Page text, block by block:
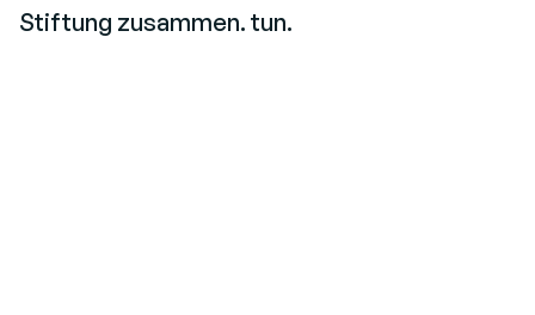
Stiftung zusammen. tun.